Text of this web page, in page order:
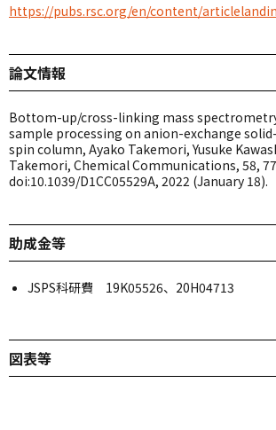
https://pubs.rsc.org/en/content/
論文情報
Bottom-up/cross-linking mass
sample processing on anion-exchange
spin column, Ayako Takemori, Yusuke
Takemori, Chemical Communications, 58,
doi:10.1039/D1CC05529A, 2022 (January 18).
助成金等
JSPS科研費 19K05526、20H04713
図表等